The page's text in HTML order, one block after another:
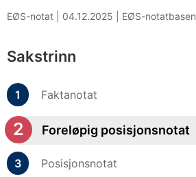
EØS-notat | 04.12.2025 EØS-notatbasen
Sakstrinn
Faktanotat
Foreløpig posisjonsnotat
Posisjonsnotat